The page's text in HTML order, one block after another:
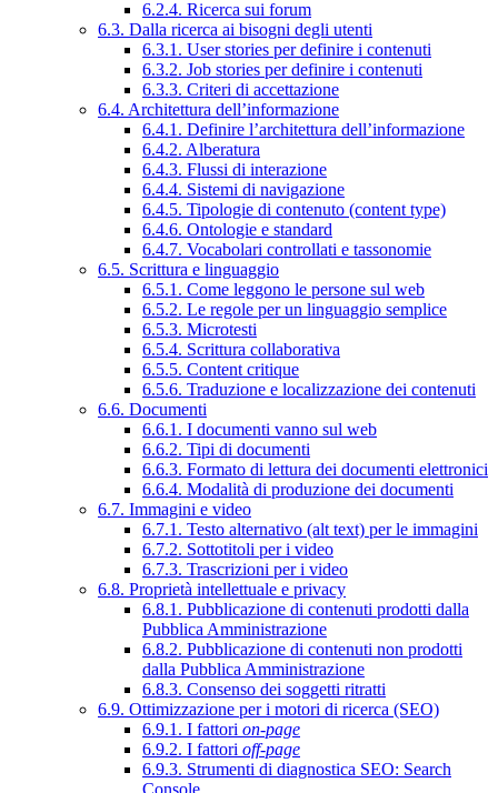
6.2.4. Ricerca sui forum
6.3. Dalla ricerca ai bisogni degli utenti
6.3.1. User stories per definire i contenuti
6.3.2. Job stories per definire i contenuti
6.3.3. Criteri di accettazione
6.4. Architettura dell’informazione
6.4.1. Definire l’architettura dell’informazione
6.4.2. Alberatura
6.4.3. Flussi di interazione
6.4.4. Sistemi di navigazione
6.4.5. Tipologie di contenuto (content type)
6.4.6. Ontologie e standard
6.4.7. Vocabolari controllati e tassonomie
6.5. Scrittura e linguaggio
6.5.1. Come leggono le persone sul web
6.5.2. Le regole per un linguaggio semplice
6.5.3. Microtesti
6.5.4. Scrittura collaborativa
6.5.5. Content critique
6.5.6. Traduzione e localizzazione dei contenuti
6.6. Documenti
6.6.1. I documenti vanno sul web
6.6.2. Tipi di documenti
6.6.3. Formato di lettura dei documenti elettronici
6.6.4. Modalità di produzione dei documenti
6.7. Immagini e video
6.7.1. Testo alternativo (alt text) per le immagini
6.7.2. Sottotitoli per i video
6.7.3. Trascrizioni per i video
6.8. Proprietà intellettuale e privacy
6.8.1. Pubblicazione di contenuti prodotti dalla
Pubblica Amministrazione
6.8.2. Pubblicazione di contenuti non prodotti
dalla Pubblica Amministrazione
6.8.3. Consenso dei soggetti ritratti
6.9. Ottimizzazione per i motori di ricerca (SEO)
6.9.1. I fattori on-page
6.9.2. I fattori off-page
6.9.3. Strumenti di diagnostica SEO: Search
Console